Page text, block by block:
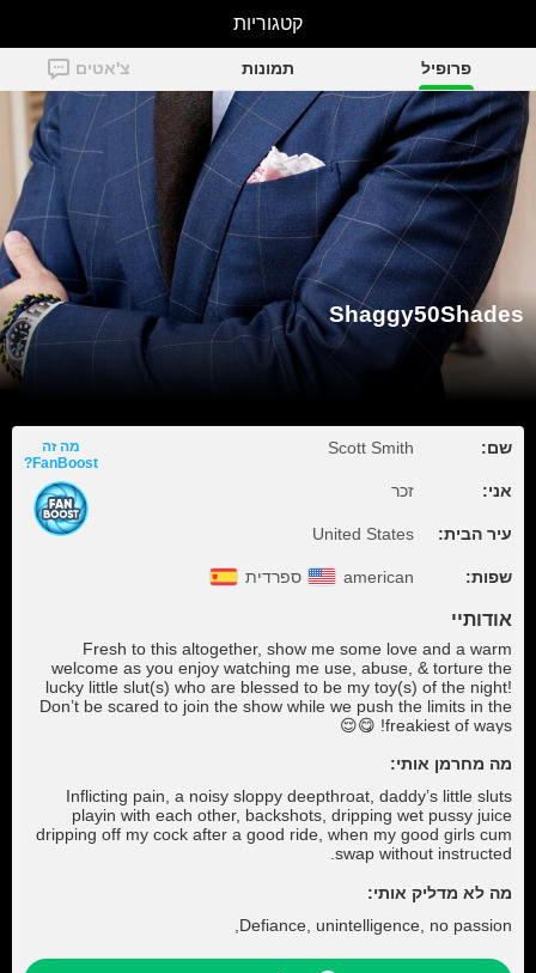
Shaggy50Shades
פרופיל תמונות צ'אטים
Shaggy50Shades
שם: Scott Smith
אני: זכר
עיר הבית: United States
שפות: american ספרדית
מה זה
FanBoost?
אודותיי
Fresh to this altogether, show me some love and a warm
welcome as you enjoy watching me use, abuse, & torture the
lucky little slut(s) who are blessed to be my toy(s) of the night!
Don’t be scared to join the show while we push the limits in the
freakiest of ways! 😋😌
מה מחרמן אותי:
Inflicting pain, a noisy sloppy deepthroat, daddy’s little sluts
playin with each other, backshots, dripping wet pussy juice
dripping off my cock after a good ride, when my good girls cum
swap without instructed.
מה לא מדליק אותי:
Defiance, unintelligence, no passion,
קטגוריות